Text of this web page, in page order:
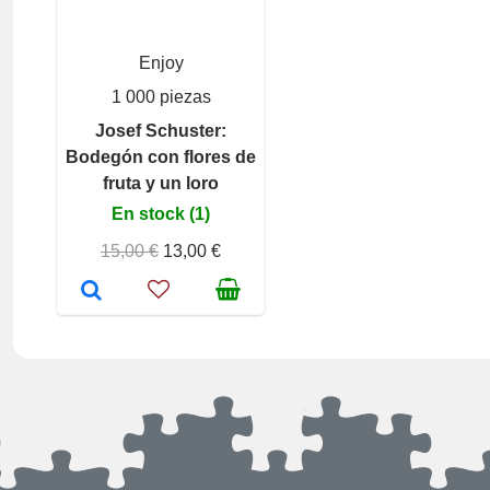
Enjoy
1 000 piezas
Josef Schuster:
Bodegón con flores de
fruta y un loro
En stock (1)
15,00 € 13,00 €